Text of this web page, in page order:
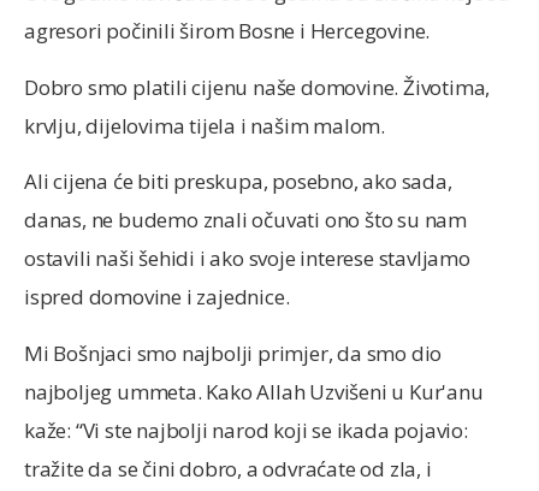
agresori počinili širom Bosne i Hercegovine.
Dobro smo platili cijenu naše domovine. Životima,
krvlju, dijelovima tijela i našim malom.
Ali cijena će biti preskupa, posebno, ako sada,
danas, ne budemo znali očuvati ono što su nam
ostavili naši šehidi i ako svoje interese stavljamo
ispred domovine i zajednice.
Mi Bošnjaci smo najbolji primjer, da smo dio
najboljeg ummeta. Kako Allah Uzvišeni u Kur'anu
kaže: “Vi ste najbolji narod koji se ikada pojavio:
tražite da se čini dobro, a odvraćate od zla, i